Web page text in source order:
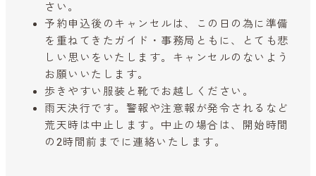
さい。
予約申込後のキャンセルは、この日の為に準備
を重ねてきたガイド・事務局ともに、とても悲
しい思いをいたします。キャンセルのないよう
お願いいたします。
歩きやすい服装と靴でお越しください。
雨天決行です。警報や注意報が発令されるなど
荒天時は中止します。中止の場合は、開始時間
の2時間前までに連絡いたします。